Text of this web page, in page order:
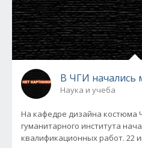
В ЧГИ
Наука и учеба
На кафедре дизайна костюма
гуманитарного института
квалификационных работ. 22